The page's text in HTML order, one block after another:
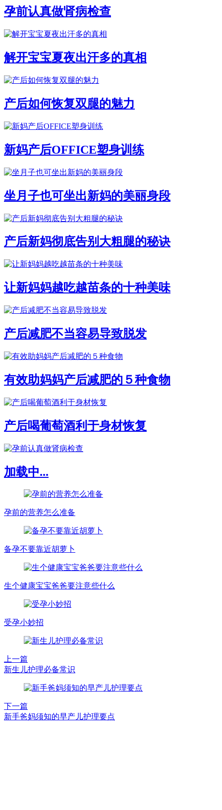
孕前认真做肾病检查
解开宝宝夏夜出汗多的真相
产后如何恢复双腿的魅力
新妈产后OFFICE塑身训练
坐月子也可坐出新妈的美丽身段
产后新妈彻底告别大粗腿的秘诀
让新妈妈越吃越苗条的十种美味
产后减肥不当容易导致脱发
有效助妈妈产后减肥的５种食物
产后喝葡萄酒利于身材恢复
加载中...
孕前的营养怎么准备
备孕不要靠近胡萝卜
生个健康宝宝爸爸要注意些什么
受孕小妙招
上一篇
新生儿护理必备常识
下一篇
新手爸妈须知的早产儿护理要点